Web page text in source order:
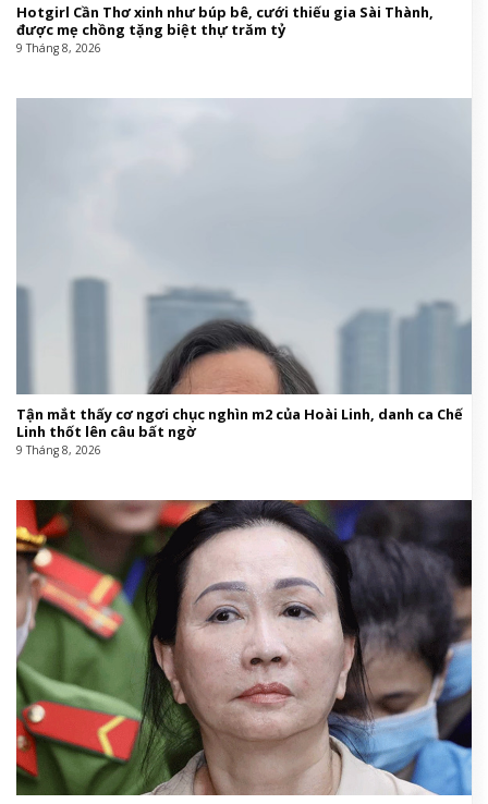
Hotgirl Cần Thơ xinh như búp bê, cưới thiếu gia Sài Thành,
được mẹ chồng tặng biệt thự trăm tỷ
9 Tháng 8, 2026
Tận mắt thấy cơ ngơi chục nghìn m2 của Hoài Linh, danh ca Chế
Linh thốt lên câu bất ngờ
9 Tháng 8, 2026